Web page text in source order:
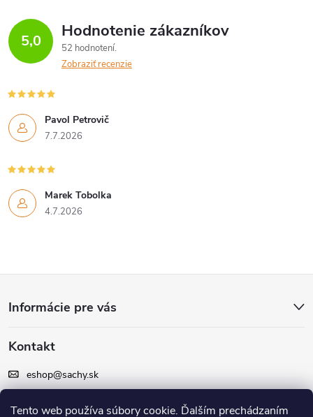
Tento web používa súbory cookie. Ďalším prechádzaním
5,0 Hodnotenie zákazníkov
52 hodnotení
Zobraziť recenzie
Pavol Petrovič
7.7.2026
Marek Tobolka
4.7.2026
p
ä
Informácie pre vás
Kontakt
eshop@sachy.sk